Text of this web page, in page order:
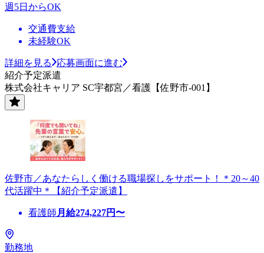
週5日からOK
交通費支給
未経験OK
詳細を見る
応募画面に進む
紹介予定派遣
株式会社キャリア SC宇都宮／看護【佐野市-001】
佐野市／あなたらしく働ける職場探しをサポート！＊20～40
代活躍中＊【紹介予定派遣】
看護師 月給274,227円〜
勤務地